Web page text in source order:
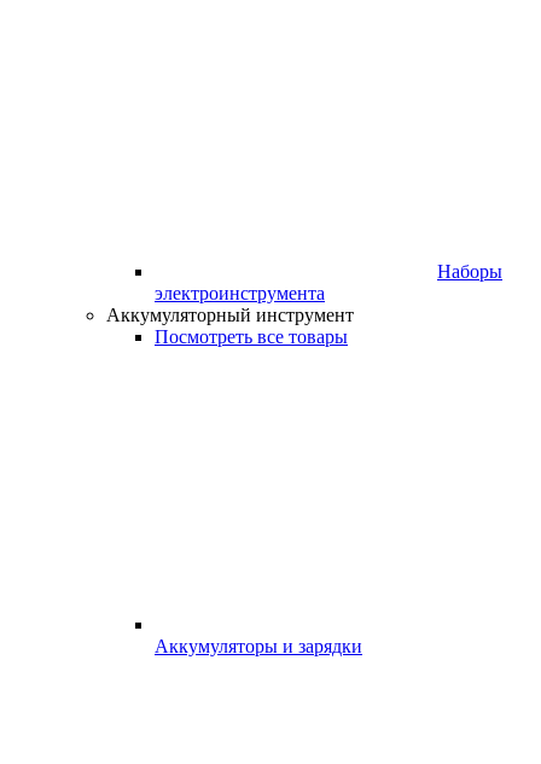
Наборы
электроинструмента
Аккумуляторный инструмент
Посмотреть все товары
Аккумуляторы и зарядки